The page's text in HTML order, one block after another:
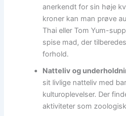
anerkendt for sin høje
kroner kan man prøve
Thai eller Tom Yum-
spise mad, der
forhold.
Natteliv og
sit livlige natteliv med
kulturoplevelser. Der
aktiviteter som